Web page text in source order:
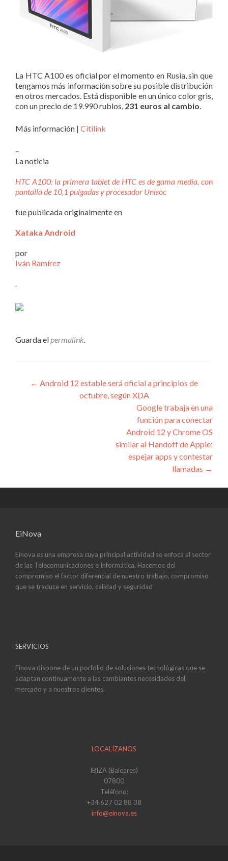
La HTC A100 es oficial por el momento en Rusia, sin que
tengamos más información sobre su posible distribución
en otros mercados. Está disponible en un único color gris,
con un precio de 19.990 rublos, 231 euros al cambio.
Más información | Citilink
–
La noticia
HTC A100: la primera tablet de HTC es de gama media, con
pantalla de 10,1 pulgadas y procesador Unisoc
fue publicada originalmente en
Xataka Android
por
Iván Ramírez
.
Guarda elpermalink.
Navegación
← Android 12 estable será oficial a principios de
octubre, según XDA
Google trabaja en una
función para conectar
Android 12 y Chrome OS
similar al Handoff de Apple:
espejar apps y contestar
llamadas →
EiNova
Einova es una empresa cuya principal actividad se enfoca al sector
de las Telecomunicaciones e Informática. Hacemos del
compromiso el factor diferencial de nuestro trabajo, compromiso
que se traduce en servicio, calidad y seguridad
SERVICIOS
Einova dispone de un porfolio de soluciones tecnológicas que se
adaptan continuamente a las cambiantes necesidades del
mercado y a nuestros clientes.
LOCALÍZANOS
IBIZA (Baleares)
07800
Teléfono:
+34 627 02 88 38
info@einova.es